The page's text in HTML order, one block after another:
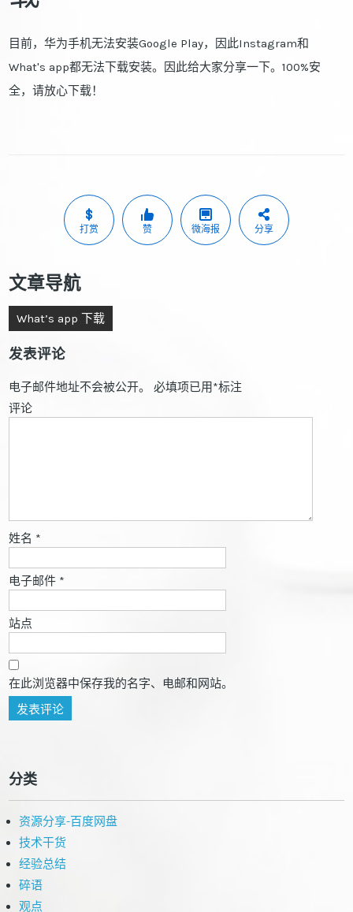
目前，华为手机无法安装Google Play，因此Instagram和
What's app都无法下载安装。因此给大家分享一下。100%安
全，请放心下载！
打赏 赞 微海报 分享
文章导航
What’s app 下载
发表评论
电子邮件地址不会被公开。 必填项已用*标注
评论
姓名 *
电子邮件 *
站点
在此浏览器中保存我的名字、电邮和网站。
分类
资源分享-百度网盘
技术干货
经验总结
碎语
观点